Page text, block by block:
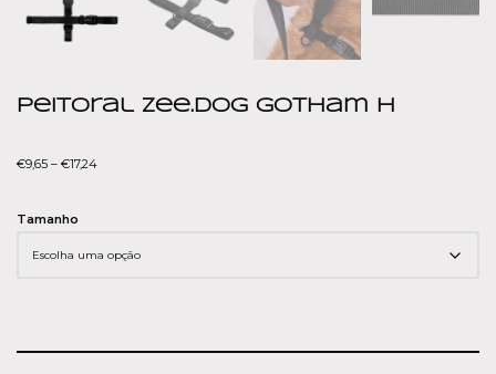
Peitoral Zee.dog Gotham H
€9,65 – €17,24
Tamanho